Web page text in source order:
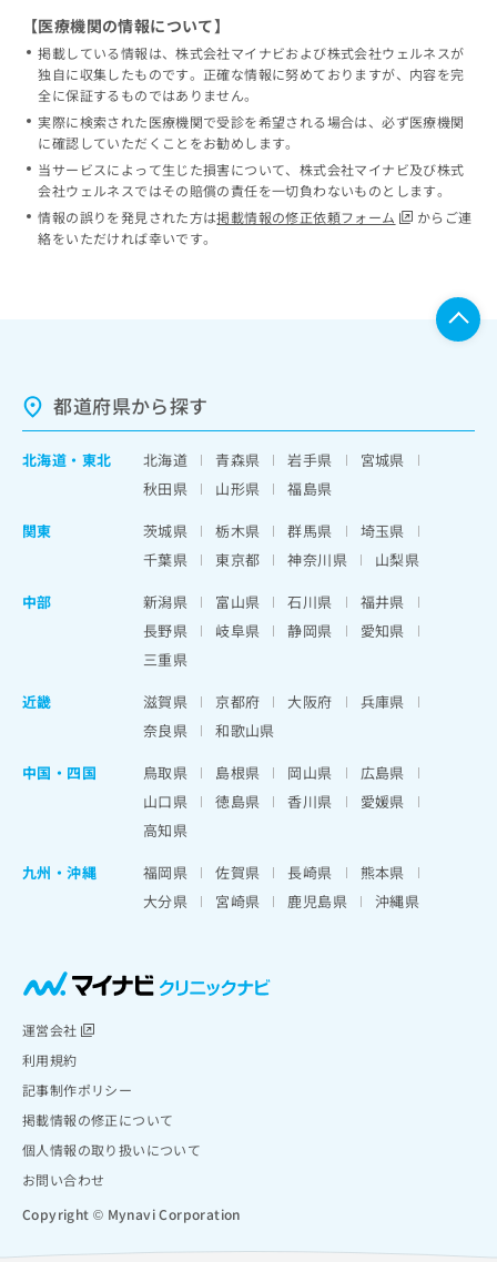
【医療機関の情報について】
掲載している情報は、株式会社マイナビおよび株式会社ウェルネスが
独自に収集したものです。正確な情報に努めておりますが、内容を完
全に保証するものではありません。
実際に検索された医療機関で受診を希望される場合は、必ず医療機関
に確認していただくことをお勧めします。
当サービスによって生じた損害について、株式会社マイナビ及び株式
会社ウェルネスではその賠償の責任を一切負わないものとします。
情報の誤りを発見された方は掲載情報の修正依頼フォーム
からご連
絡をいただければ幸いです。
都道府県から探す
北海道 ・ 東北 北海道 青森県 岩手県
宮城県
秋田県
山形県
福島県
関東
茨城県 栃木県 群馬県
埼玉県
千葉県
東京都 神奈川県
山梨県
中部
新潟県 富山県 石川県
福井県
長野県
岐阜県 静岡県
愛知県
三重県
近畿
滋賀県 京都府 大阪府
兵庫県
奈良県
和歌山県
中国・四国
鳥取県 島根県 岡山県
広島県
山口県
徳島県 香川県
愛媛県
高知県
九州・沖縄
福岡県 佐賀県 長崎県
熊本県
大分県
宮崎県 鹿児島県 沖縄県
運営会社
利用規約
記事制作ポリシー
掲載情報の修正について
個人情報の取り扱いについて
お問い合わせ
Copyright © Mynavi Corporation